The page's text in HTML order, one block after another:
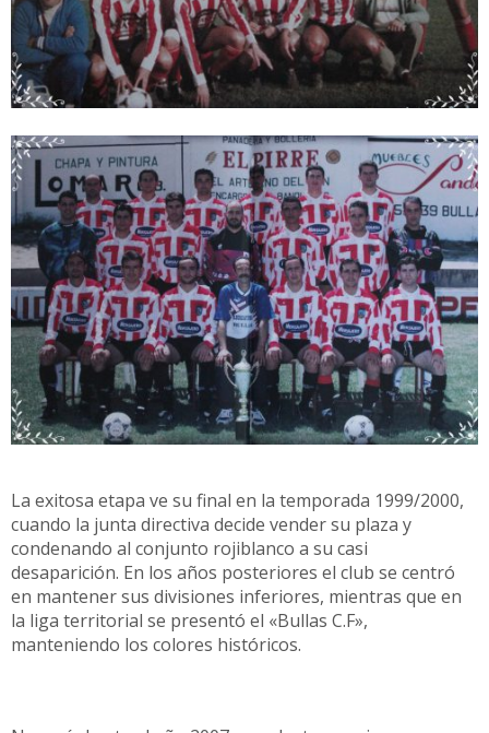
La exitosa etapa ve su final en la temporada 1999/2000,
cuando la junta directiva decide vender su plaza y
condenando al conjunto rojiblanco a su casi
desaparición. En los años posteriores el club se centró
en mantener sus divisiones inferiores, mientras que en
la liga territorial se presentó el «Bullas C.F»,
manteniendo los colores históricos.